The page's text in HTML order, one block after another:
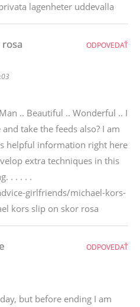
lagenheter uddevalla
.. Beautiful .. Wonderful .. I
take the feeds also? I am
helpful information right here
extra techniques in this
. . . . .
girlfriends/michael-kors-
kors slip on skor rosa
ODPOVEDAŤ
but before ending I am
ODPOVEDAŤ